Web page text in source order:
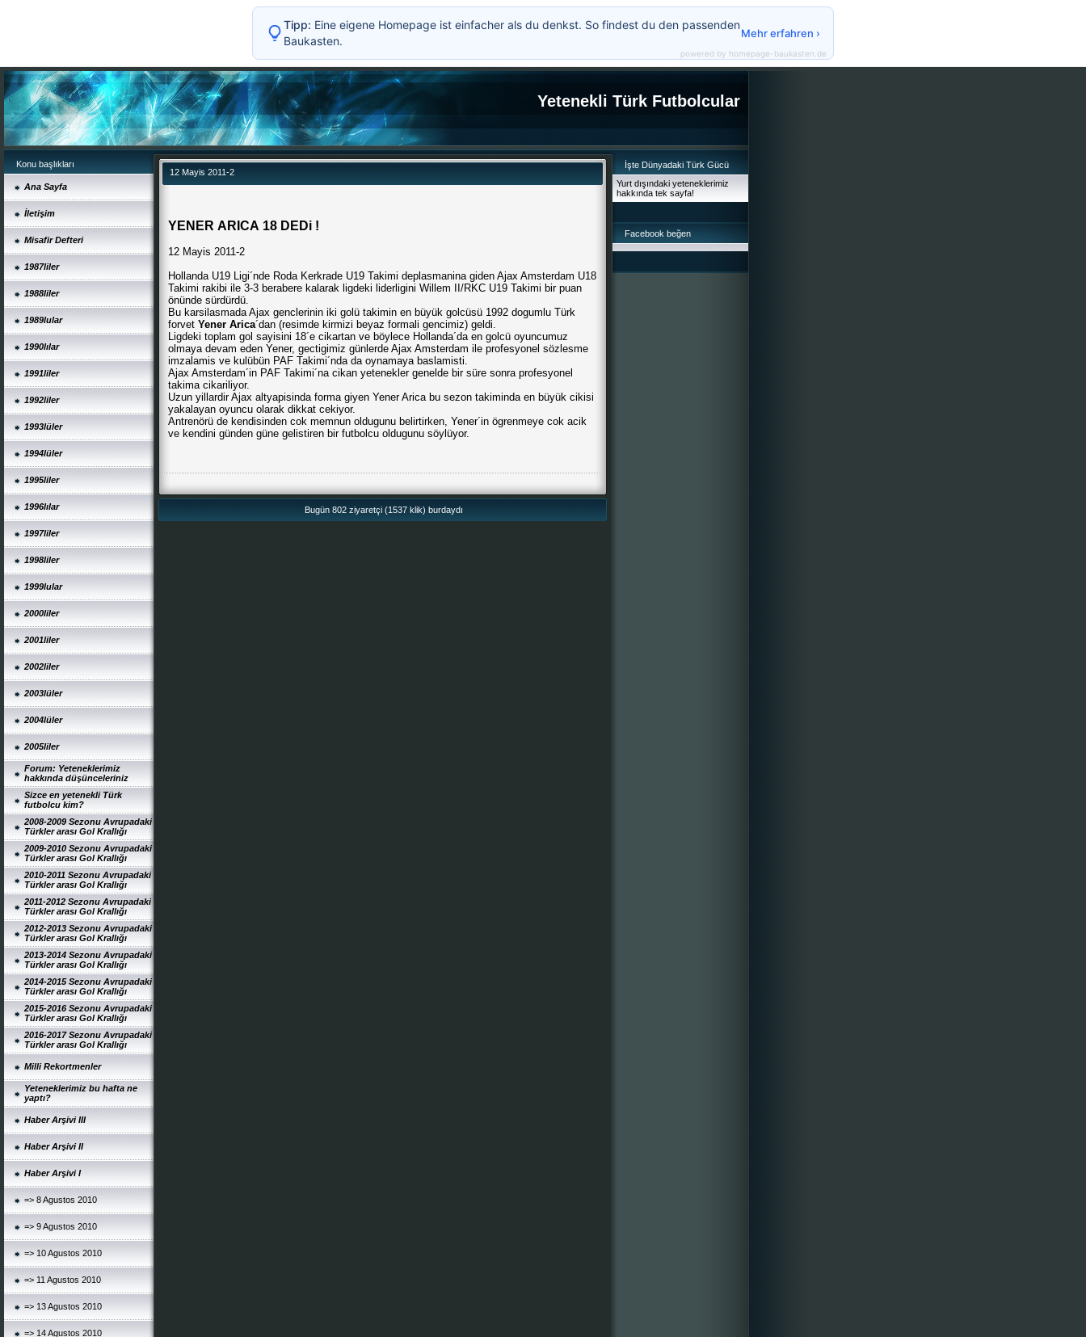
Yetenekli Türk Futbolcular
Konu başlıkları
Ana Sayfa
İletişim
Misafir Defteri
1987liler
1988liler
1989lular
1990lılar
1991liler
1992liler
1993lüler
1994lüler
1995liler
1996lılar
1997liler
1998liler
1999lular
2000liler
2001liler
2002liler
2003lüler
2004lüler
2005liler
Forum: Yeteneklerimiz
hakkında düşünceleriniz
Sizce en yetenekli Türk
futbolcu kim?
2008-2009 Sezonu Avrupadaki
Türkler arası Gol Krallığı
2009-2010 Sezonu Avrupadaki
Türkler arası Gol Krallığı
2010-2011 Sezonu Avrupadaki
Türkler arası Gol Krallığı
2011-2012 Sezonu Avrupadaki
Türkler arası Gol Krallığı
2012-2013 Sezonu Avrupadaki
Türkler arası Gol Krallığı
2013-2014 Sezonu Avrupadaki
Türkler arası Gol Krallığı
2014-2015 Sezonu Avrupadaki
Türkler arası Gol Krallığı
2015-2016 Sezonu Avrupadaki
Türkler arası Gol Krallığı
2016-2017 Sezonu Avrupadaki
Türkler arası Gol Krallığı
Milli Rekortmenler
Yeteneklerimiz bu hafta ne
yaptı?
Haber Arşivi III
Haber Arşivi II
Haber Arşivi I
=> 8 Agustos 2010
=> 9 Agustos 2010
=> 10 Agustos 2010
=> 11 Agustos 2010
=> 13 Agustos 2010
=> 14 Agustos 2010
12 Mayis 2011-2
YENER ARICA 18 DEDi !
12 Mayis 2011-2
Hollanda U19 Ligi´nde Roda Kerkrade U19 Takimi deplasmanina giden Ajax Amsterdam U18
Takimi rakibi ile 3-3 berabere kalarak ligdeki liderligini Willem II/RKC U19 Takimi bir puan
önünde sürdürdü.
Bu karsilasmada Ajax genclerinin iki golü takimin en büyük golcüsü 1992 dogumlu Türk
forvet Yener Arica´dan (resimde kirmizi beyaz formali gencimiz) geldi.
Ligdeki toplam gol sayisini 18´e cikartan ve böylece Hollanda´da en golcü oyuncumuz
olmaya devam eden Yener, gectigimiz günlerde Ajax Amsterdam ile profesyonel sözlesme
imzalamis ve kulübün PAF Takimi´nda da oynamaya baslamisti.
Ajax Amsterdam´in PAF Takimi´na cikan yetenekler genelde bir süre sonra profesyonel
takima cikariliyor.
Uzun yillardir Ajax altyapisinda forma giyen Yener Arica bu sezon takiminda en büyük cikisi
yakalayan oyuncu olarak dikkat cekiyor.
Antrenörü de kendisinden cok memnun oldugunu belirtirken, Yener´in ögrenmeye cok acik
ve kendini günden güne gelistiren bir futbolcu oldugunu söylüyor.
Bugün 802 ziyaretçi (1537 klik) burdaydı
İşte Dünyadaki Türk Gücü
Yurt dışındaki yeteneklerimiz
hakkında tek sayfa!
Facebook beğen
Tipp: Eine eigene Homepage ist einfacher als du denkst. So findest du den passenden
Baukasten.
Mehr erfahren ›
powered by homepage-baukasten.de